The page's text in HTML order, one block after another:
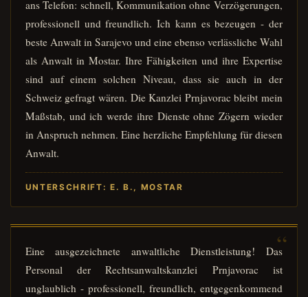
ans Telefon: schnell, Kommunikation ohne Verzögerungen,
professionell und freundlich. Ich kann es bezeugen - der
beste Anwalt in Sarajevo und eine ebenso verlässliche Wahl
als Anwalt in Mostar. Ihre Fähigkeiten und ihre Expertise
sind auf einem solchen Niveau, dass sie auch in der
Schweiz gefragt wären. Die Kanzlei Prnjavorac bleibt mein
Maßstab, und ich werde ihre Dienste ohne Zögern wieder
in Anspruch nehmen. Eine herzliche Empfehlung für diesen
Anwalt.
UNTERSCHRIFT: E. B., MOSTAR
Eine ausgezeichnete anwaltliche Dienstleistung! Das
Personal der Rechtsanwaltskanzlei Prnjavorac ist
unglaublich - professionell, freundlich, entgegenkommend